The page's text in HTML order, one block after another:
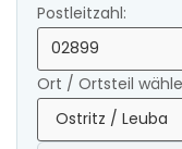
Postleitzahl:
Ort / Ortsteil